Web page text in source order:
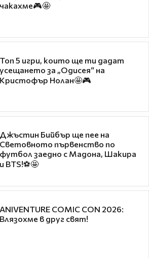
чакахме🎮🤩
Топ 5 игри, които ще ти дадат
усещането за „Одисея“ на
Кристофър Нолан🤩🎮
Джъстин Бийбър ще пее на
Световното първенство по
футбол заедно с Мадона, Шакира
и BTS!⚽🤩
ANIVENTURE COMIC CON 2026:
Влязохме в друг свят!